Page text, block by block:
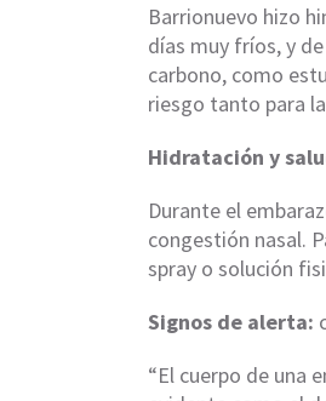
Barrionuevo hizo
días muy fríos, y
carbono, como
riesgo tanto para
Hidratación y
Durante el
congestión nasal.
spray o solución
Signos de alerta:
“El cuerpo de una